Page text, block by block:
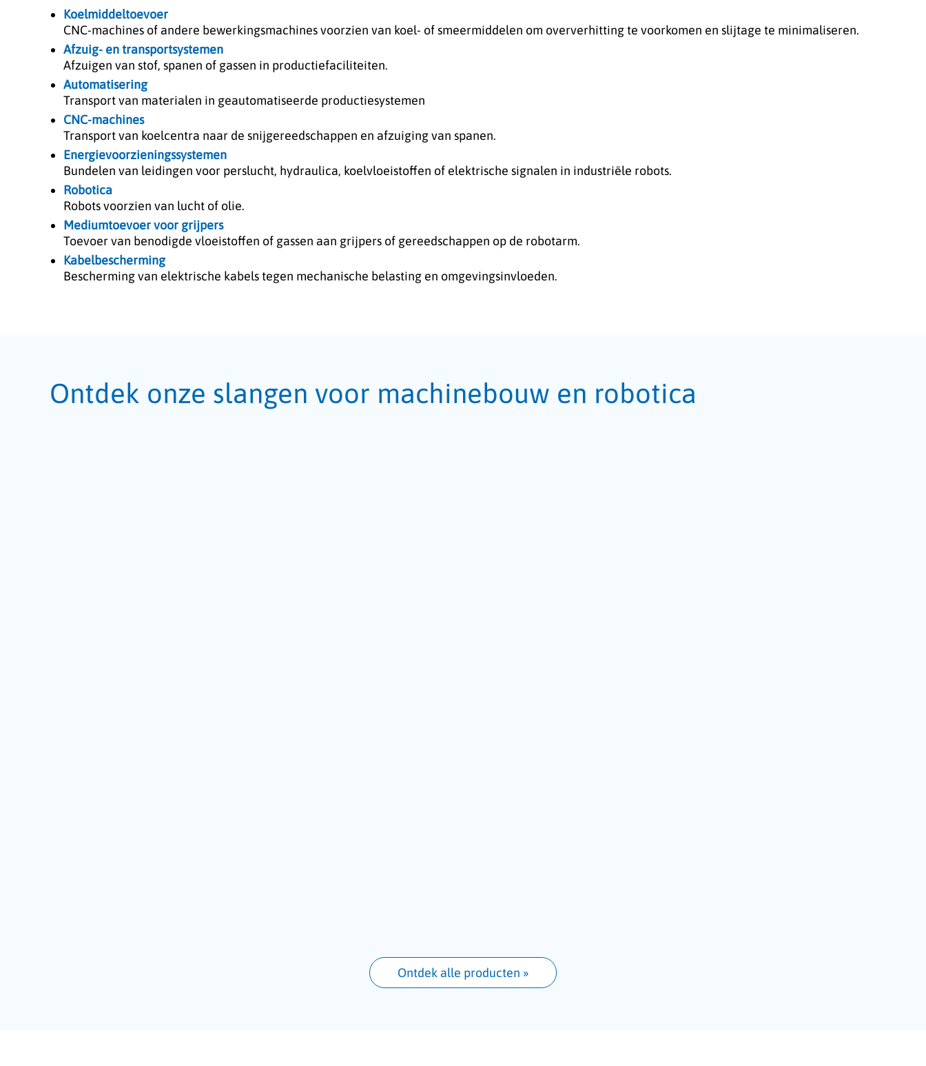
Koelmiddeltoevoer
CNC-machines of andere bewerkingsmachines voorzien van koel- of smeermiddelen om oververhitting te voorkomen en slijtage te minimaliseren.
Afzuig- en transportsystemen
Afzuigen van stof, spanen of gassen in productiefaciliteiten.
Automatisering
Transport van materialen in geautomatiseerde productiesystemen
CNC-machines
Transport van koelcentra naar de snijgereedschappen en afzuiging van spanen.
Energievoorzieningssystemen
Bundelen van leidingen voor perslucht, hydraulica, koelvloeistoffen of elektrische signalen in industriële robots.
Robotica
Robots voorzien van lucht of olie.
Mediumtoevoer voor grijpers
Toevoer van benodigde vloeistoffen of gassen aan grijpers of gereedschappen op de robotarm.
Kabelbescherming
Bescherming van elektrische kabels tegen mechanische belasting en omgevingsinvloeden.
Ontdek onze slangen voor machinebouw en robotica
Ontdek alle producten »